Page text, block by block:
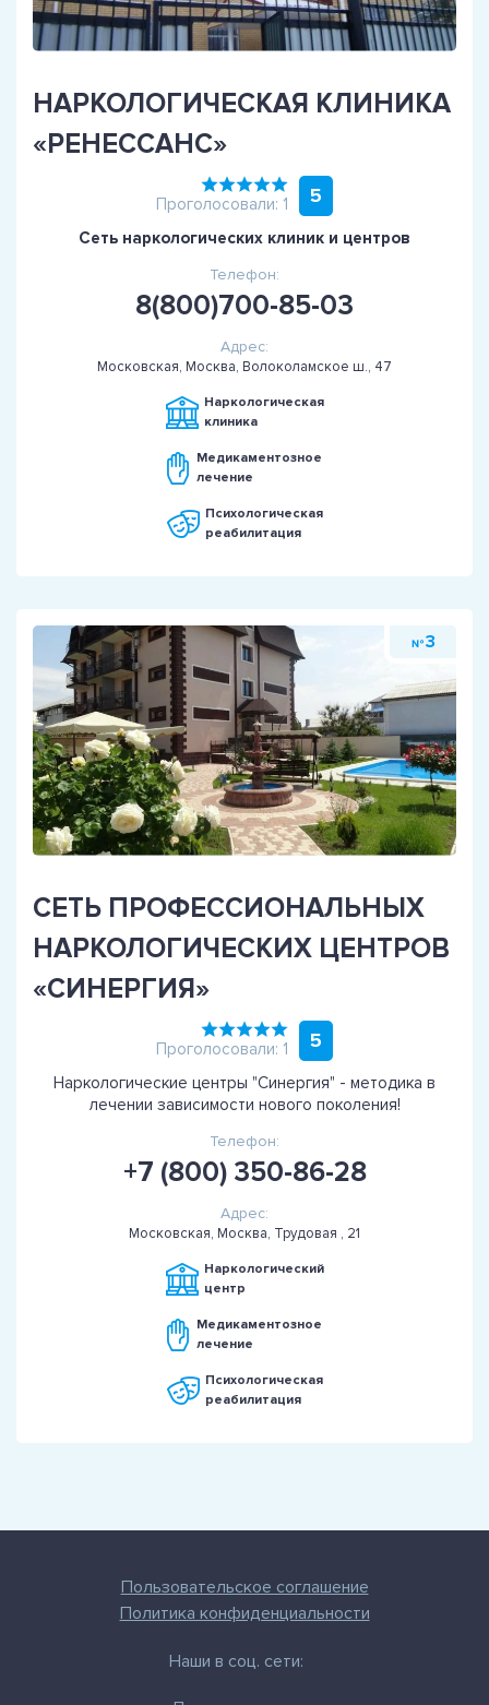
НАРКОЛОГИЧЕСКАЯ КЛИНИКА
«РЕНЕССАНС»
Проголосовали: 1 5
Сеть наркологических клиник и центров
Телефон:
8(800)700-85-03
Адрес:
Московская, Москва, Волоколамское ш., 47
Наркологическая
клиника
Медикаментозное
лечение
Психологическая
реабилитация
№ 3
СЕТЬ ПРОФЕССИОНАЛЬНЫХ
НАРКОЛОГИЧЕСКИХ ЦЕНТРОВ
«СИНЕРГИЯ»
Проголосовали: 1 5
Наркологические центры "Синергия" - методика в
лечении зависимости нового поколения!
Телефон:
+7 (800) 350-86-28
Адрес:
Московская, Москва, Трудовая , 21
Наркологический
центр
Медикаментозное
лечение
Психологическая
реабилитация
Пользовательское соглашение
Политика конфиденциальности
Наши в соц. сети: